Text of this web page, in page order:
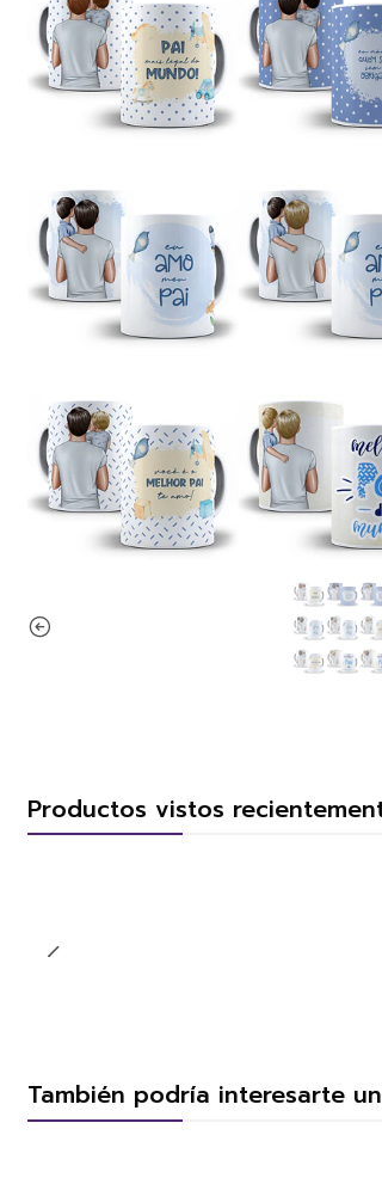
Productos vistos
También podría interesarte